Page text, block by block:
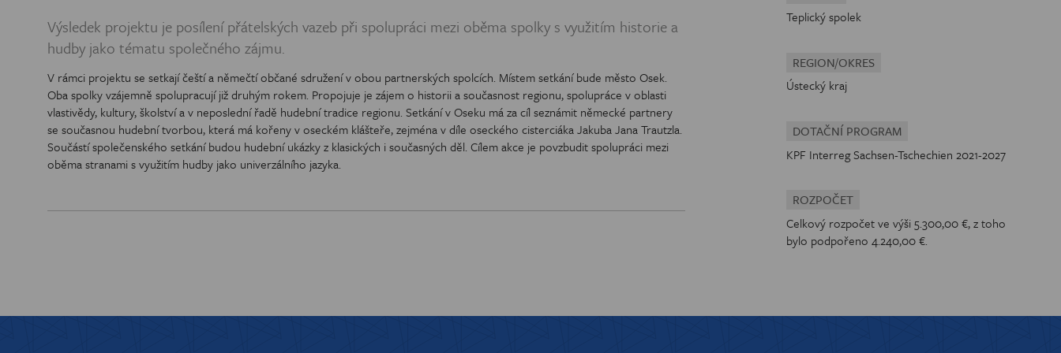
CENA EUROREGIONU
Výsledek projektu je posílení přátelských vazeb při spolupráci mezi oběma spolky s využitím historie a
hudby jako tématu společného zájmu.
V rámci projektu se setkají čeští a němečtí občané sdružení v obou partnerských spolcích. Místem setkání bude město Osek.
Oba spolky vzájemně spolupracují již druhým rokem. Propojuje je zájem o historii a současnost regionu, spolupráce v oblasti
vlastivědy, kultury, školství a v neposlední řadě hudební tradice regionu. Setkání v Oseku má za cíl seznámit německé partnery
se současnou hudební tvorbou, která má kořeny v oseckém klášteře, zejména v díle oseckého cisterciáka Jakuba Jana Trautzla.
Součástí společenského setkání budou hudební ukázky z klasických i současných děl. Cílem akce je povzbudit spolupráci mezi
oběma stranami s využitím hudby jako univerzálního jazyka.
Teplický spolek
REGION/OKRES
Ústecký kraj
DOTAČNÍ PROGRAM
KPF Interreg Sachsen-Tschechien 2021-2027
ROZPOČET
Celkový rozpočet ve výši 5.300,00 €, z toho
bylo podpořeno 4.240,00 €.